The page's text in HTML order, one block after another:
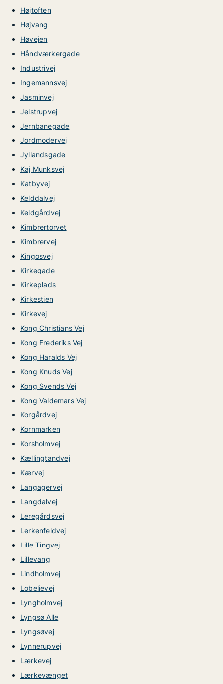
Højtoften
Højvang
Høvejen
Håndværkergade
Industrivej
Ingemannsvej
Jasminvej
Jelstrupvej
Jernbanegade
Jordmodervej
Jyllandsgade
Kaj Munksvej
Katbyvej
Kelddalvej
Keldgårdvej
Kimbrertorvet
Kimbrervej
Kingosvej
Kirkegade
Kirkeplads
Kirkestien
Kirkevej
Kong Christians Vej
Kong Frederiks Vej
Kong Haralds Vej
Kong Knuds Vej
Kong Svends Vej
Kong Valdemars Vej
Korgårdvej
Kornmarken
Korsholmvej
Kællingtandvej
Kærvej
Langagervej
Langdalvej
Leregårdsvej
Lerkenfeldvej
Lille Tingvej
Lillevang
Lindholmvej
Lobelievej
Lyngholmvej
Lyngsø Alle
Lyngsøvej
Lynnerupvej
Lærkevej
Lærkevænget